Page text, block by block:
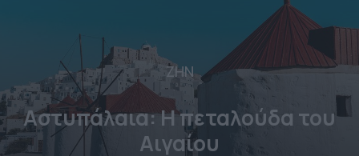
ΖΗΝ
Αστυπάλαια: Η πεταλούδα του
Αιγαίου